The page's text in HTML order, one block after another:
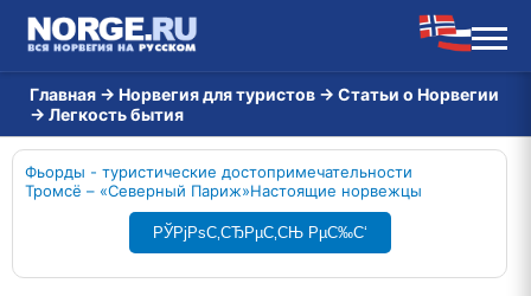
Главная → Норвегия для туристов → Статьи о Норвегии
→ Легкость бытия
Фьорды - туристические достопримечательности
Тромсё – «Северный Париж»Настоящие норвежцы
РЎРјРѕС‚СЂРµС‚СЊ РµС‰С‘